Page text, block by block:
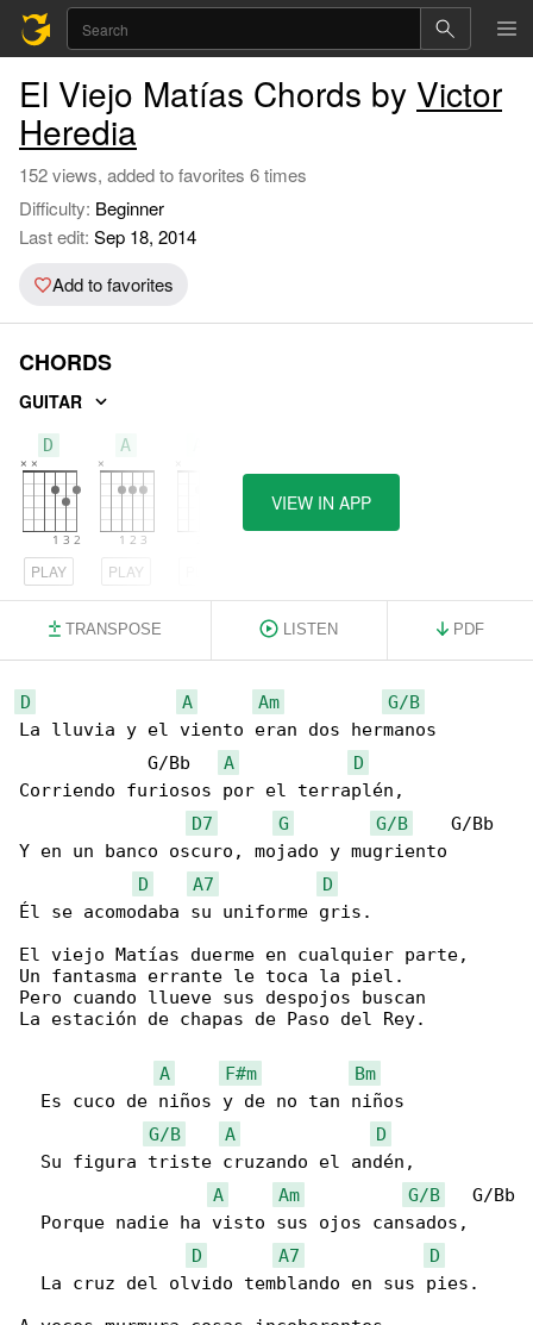
El Viejo Matías Chords by Victor
Heredia
152 views, added to favorites 6 times
Difficulty: Beginner
Last edit: Sep 18, 2014
Add to favorites
CHORDS
GUITAR
D
PLAY
A
PLAY
VIEW IN APP
TRANSPOSE LISTEN PDF
D A Am
G/B
La lluvia y el viento eran dos hermanos
            G/Bb
A
D
Corriendo furiosos por el terraplén,
D7
G G/B
    G/Bb
Y en un banco oscuro, mojado y mugriento
D
A7
D
Él se acomodaba su uniforme gris.
El viejo Matías duerme en cualquier parte,
Un fantasma errante le toca la piel.
Pero cuando llueve sus despojos buscan
La estación de chapas de Paso del Rey.
A F#m
Bm
  Es cuco de niños y de no tan niños
G/B
A
D
  Su figura triste cruzando el andén,
A
Am G/B
   G/Bb
  Porque nadie ha visto sus ojos cansados,
D
A7
D
  La cruz del olvido temblando en sus pies.